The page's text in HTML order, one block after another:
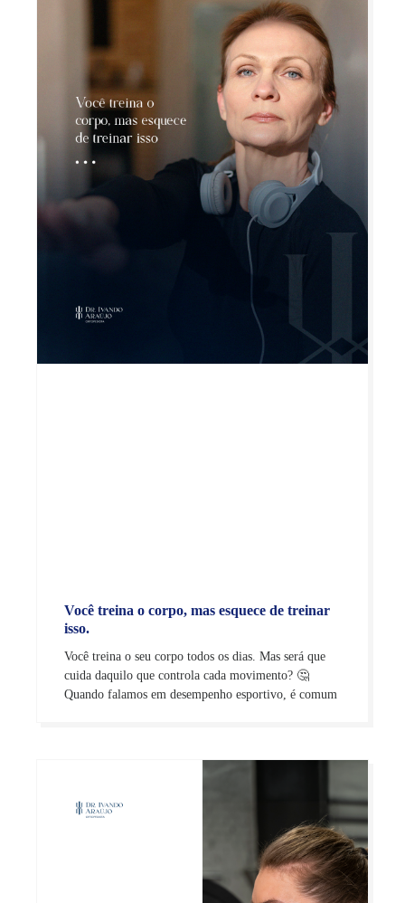
Você treina o corpo, mas esquece de treinar
isso.
Você treina o seu corpo todos os dias. Mas será que
cuida daquilo que controla cada movimento? 🤔
Quando falamos em desempenho esportivo, é comum